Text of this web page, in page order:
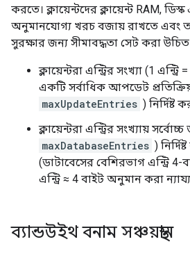
করতে। ক্লায়েন্টদের ক্লায়েন্ট RAM,
অনুমানযোগ্য খরচ বজায় রাখতে এবং
সুরক্ষার জন্য সীমাবদ্ধতা সেট করা
ক্লায়েন্টরা এন্ট্রির সংখ্যা (1
একটি সর্বাধিক আপডেট
maxUpdateEntries ) নির্দিষ্ট
ক্লায়েন্টরা এন্ট্রির সংখ্যায়
maxDatabaseEntries )
(ডাটাবেসের বেশিরভাগ এন্ট্রি 4-
এন্ট্রি ≈ 4 বাইট অনুমান করা
ব্যান্ডউইথ বনাম সঞ্চয়স্থান